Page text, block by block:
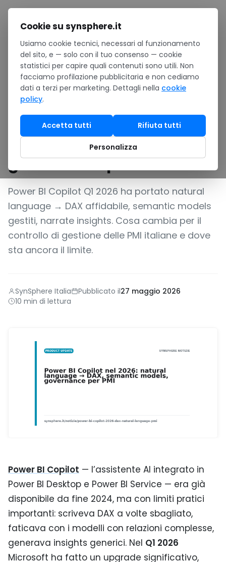
Salta al contenuto
Home / Notizie
Power BI Copilot nel 2026: natural language → DAX,
semantic models, governance per PMI
PRODUCT UPDATE
Power BI Copilot nel 2026:
natural language → DAX,
semantic models,
governance per PMI
Power BI Copilot Q1 2026 ha portato natural
language → DAX affidabile, semantic models
gestiti, narrate insights. Cosa cambia per il
controllo di gestione delle PMI italiane e dove
sta ancora il limite.
SynSphere Italia Pubblicato il27 maggio 2026
10 min di lettura
Power BI Copilot — l’assistente AI integrato in
Power BI Desktop e Power BI Service — era già
disponibile da fine 2024, ma con limiti pratici
importanti: scriveva DAX a volte sbagliato,
faticava con i modelli con relazioni complesse,
generava insights generici. Nel Q1 2026
Microsoft ha fatto un upgrade significativo,
Cookie su synsphere.it
Usiamo cookie tecnici, necessari al funzionamento
del sito, e — solo con il tuo consenso — cookie
statistici per capire quali contenuti sono utili. Non
facciamo profilazione pubblicitaria e non cediamo
dati a terzi per marketing. Dettagli nella cookie
policy.
Accetta tutti Rifiuta tutti
Personalizza